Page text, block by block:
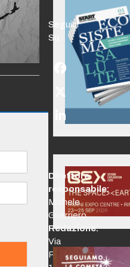
Seguici
Su:
Facebook
Twitter
(deprecated)
LinkedIn
Direttore
responsabile:
Michele
Guerriero
Redazione:
Via
Po,